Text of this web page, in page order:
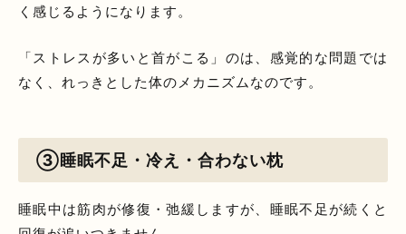
く感じるようになります。
「ストレスが多いと首がこる」のは、感覚的な問題では
なく、れっきとした体のメカニズムなのです。
③睡眠不足・冷え・合わない枕
睡眠中は筋肉が修復・弛緩しますが、睡眠不足が続くと